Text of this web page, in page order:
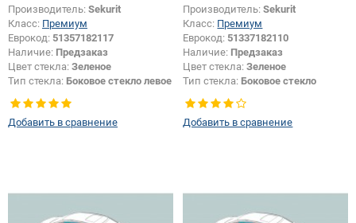
Производитель: Sekurit
Класс: Премиум
Еврокод: 51357182117
Наличие: Предзаказ
Цвет стекла: Зеленое
Тип стекла: Боковое стекло левое
Добавить в сравнение
Производитель:Sekurit
Класс: Премиум
Еврокод: 51337182110
Наличие: Предзаказ
Цвет стекла:Зеленое
Тип стекла: Боковое стекло
правое
Добавить в сравнение